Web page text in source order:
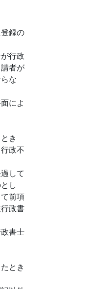
録の
行政
者が
な
によ
き
政不
して
し
前項
政書
書士
とき